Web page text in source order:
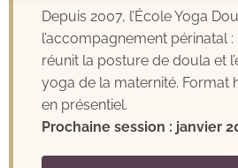
Depuis 2007, l’École Yoga
l’accompagnement périnatal
réunit la posture de doula et
yoga de la maternité. Format
en présentiel.
Prochaine session : janvier